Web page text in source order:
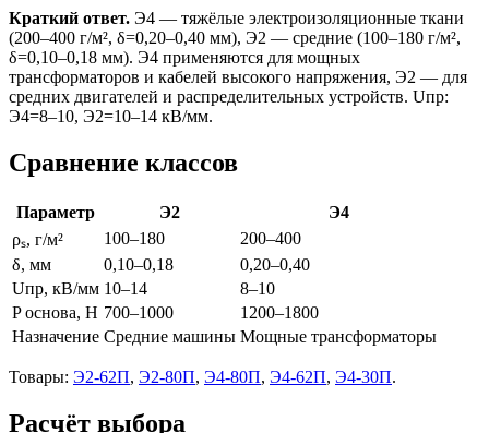
и
Э2:
сравнение
Краткий ответ. Э4 — тяжёлые электроизоляционные ткани
(200–400 г/м², δ=0,20–0,40 мм), Э2 — средние (100–180 г/м²,
δ=0,10–0,18 мм). Э4 применяются для мощных
трансформаторов и кабелей высокого напряжения, Э2 — для
средних двигателей и распределительных устройств. Uпр:
Э4=8–10, Э2=10–14 кВ/мм.
Сравнение классов
Параметр Э2
Э4
ρₛ, г/м²
100–180
200–400
δ, мм
0,10–0,18
0,20–0,40
Uпр, кВ/мм 10–14
8–10
P основа, Н 700–1000
1200–1800
Назначение Средние машины Мощные трансформаторы
Товары: Э2-62П, Э2-80П, Э4-80П, Э4-62П, Э4-30П.
Расчёт выбора